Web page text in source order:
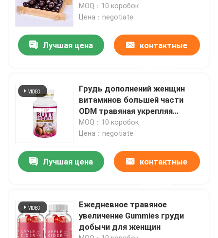
на здоровая жизнь
MOQ：10 коробок
Цена：negotiate
Лучшая цена контактные
Грудь дополнений женщин
витаминов большей части
ODM травяная укрепляя
планшеты
MOQ：10 коробок
Цена：negotiate
Лучшая цена контактные
Ежедневное травяное
увеличение Gummies груди
добычи для женщин